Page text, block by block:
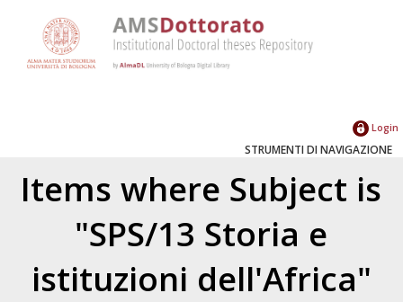
Login
STRUMENTI DI NAVIGAZIONE
Items where Subject is
"SPS/13 Storia e
istituzioni dell'Africa"